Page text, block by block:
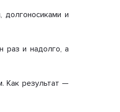
долгоносиками и
раз и надолго, а
Как результат —